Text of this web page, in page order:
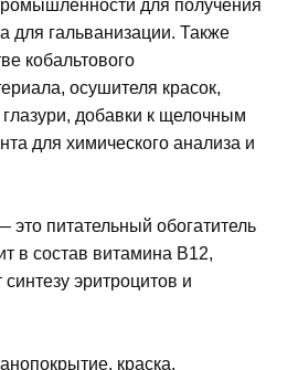
для получения
для гальванизации. Также
кобальтового
осушителя красок,
добавки к щелочным
для химического анализа и
питательный обогатитель
в состав витамина B12,
эритроцитов и
краска,